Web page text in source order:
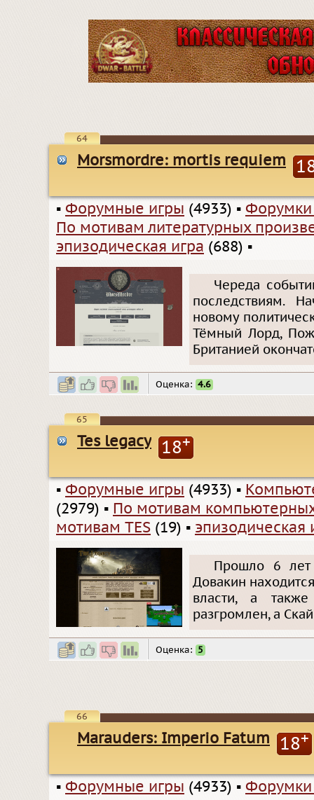
64
Morsmordre: mortis requiem
▪ Форумные игры (4933) ▪
По мотивам литературных
эпизодическая игра (688) ▪
Череда
последствиям.
новому
Тёмный Лорд,
Британией
Оценка: 4.6
65
Tes legacy 18+
▪ Форумные игры (4933) ▪
(2979) ▪ По мотивам
мотивам TES (19) ▪ эпизодическая
Прошло 6 лет
Довакин
власти, а
разгромлен, а
Оценка: 5
66
Marauders: Imperio Fatum 18+
▪ Форумные игры (4933) ▪